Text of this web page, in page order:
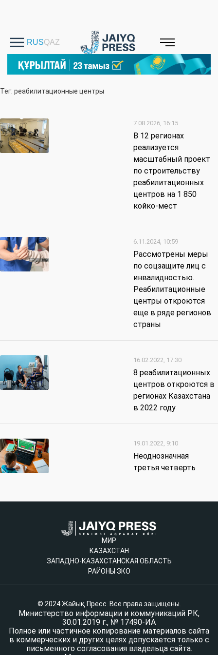
Тег: реабилитационные центры
7.08.2026, 16:15
В 12 регионах
реализуется
масштабный проект
по строительству
реабилитационных
центров на 1 850
койко-мест
6.11.2024, 10:59
Рассмотрены меры
по соцзащите лиц с
инвалидностью.
Реабилитационные
центры откроются
еще в ряде регионов
страны
16.02.2022, 17:30
8 реабилитационных
центров откроются в
регионах Казахстана
в 2022 году
19.01.2022, 9:10
Неоднозначная
третья четверть
МИР
КАЗАХСТАН
ЗАПАДНО-КАЗАХСТАНСКАЯ ОБЛАСТЬ
РАЙОНЫ ЗКО
© 2024 Жайық Пресс. Все права защищены.
Министерство информации и коммуникаций РК,
30.01.2019 г., № 17490-ИА
Полное или частичное копирование материалов сайта
в коммерческих и других целях допускается только с
письменного согласования владельца сайта.